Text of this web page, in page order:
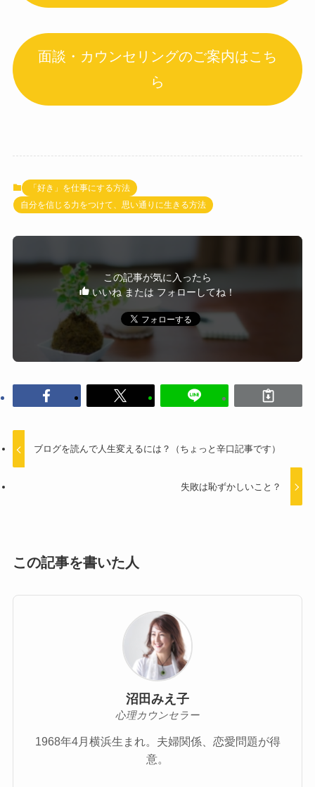
面談・カウンセリングのご案内はこち
ら
「好き」を仕事にする方法
自分を信じる力をつけて、思い通りに生きる方法
この記事が気に入ったら
いいね または フォローしてね！
ブログを読んで人生変えるには？（ちょっと辛口記事です）
失敗は恥ずかしいこと？
この記事を書いた人
沼田みえ子
心理カウンセラー
1968年4月横浜生まれ。夫婦関係、恋愛問題が得
意。